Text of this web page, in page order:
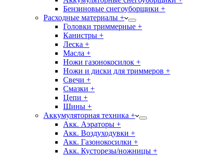
Бензиновые снегоуборщики +
Расходные материалы +
Головки триммерные +
Канистры +
Леска +
Масла +
Ножи газонокосилок +
Ножи и диски для триммеров +
Свечи +
Смазки +
Цепи +
Шины +
Аккумуляторная техника +
Акк. Аэраторы +
Акк. Воздуходувки +
Акк. Газонокосилки +
Акк. Кусторезы/ножницы +